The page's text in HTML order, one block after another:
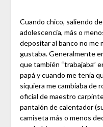
Cuando chico, saliendo
adolescencia, más o
depositar al banco no me
gustaba. Generalmente
que también “trabajaba”
papá y cuando me tenía
siquiera me cambiaba de
oficial de maestro
pantalón de calentador
camiseta más o menos